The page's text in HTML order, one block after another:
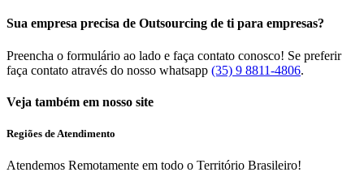
Sua empresa precisa de Outsourcing de ti para empresas?
Preencha o formulário ao lado e faça contato conosco! Se preferir
faça contato através do nosso whatsapp (35) 9 8811-4806.
Veja também em nosso site
Regiões de Atendimento
Atendemos Remotamente em todo o Território Brasileiro!